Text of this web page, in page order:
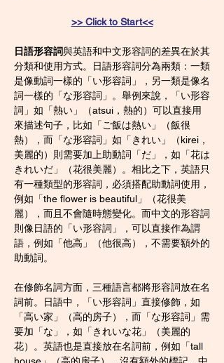
>> Click to Start<<
日語形容詞與英語和中文形容詞的差異在於其
分類和使用方式。日語形容詞分為兩類：一類
是像動詞一樣的「い形容詞」，另一類是像名
詞一樣的「な形容詞」。舉例來說，「い形容
詞」如「熱い」（atsui，熱的）可以直接用
來描述句子，比如「ご飯は熱い」（飯很
熱），而「な形容詞」如「きれい」（kirei，
美麗的）則需要加上助動詞「だ」，如「花は
きれいだ」（花很美麗）。相比之下，英語只
有一種類型的形容詞，必須搭配助動詞使用，
例如「the flower is beautiful」（花很美
麗），而且不會隨時態變化。而中文的形容詞
則像日語的「い形容詞」，可以直接作為謂
語，例如「他高」（他很高），不需要額外的
助動詞。
在修飾名詞方面，三種語言都將形容詞放在名
詞前。日語中，「い形容詞」直接修飾，如
「高い家」（高的房子），而「な形容詞」需
要加「な」，如「きれいな花」（美麗的
花）。英語也是直接放在名詞前，例如「tall